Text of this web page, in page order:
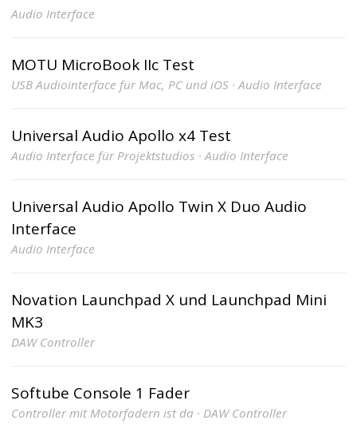
Audio Interface
MOTU MicroBook IIc Test
USB Audiointerface für Mac, PC und iOS · Audio Interface
Universal Audio Apollo x4 Test
Audio Interface für Projektstudios · Audio Interface
Universal Audio Apollo Twin X Duo Audio
Interface
Audio Interface
Novation Launchpad X und Launchpad Mini
MK3
DAW Controller
Softube Console 1 Fader
Controller mit Motorfadern ist da · DAW Controller